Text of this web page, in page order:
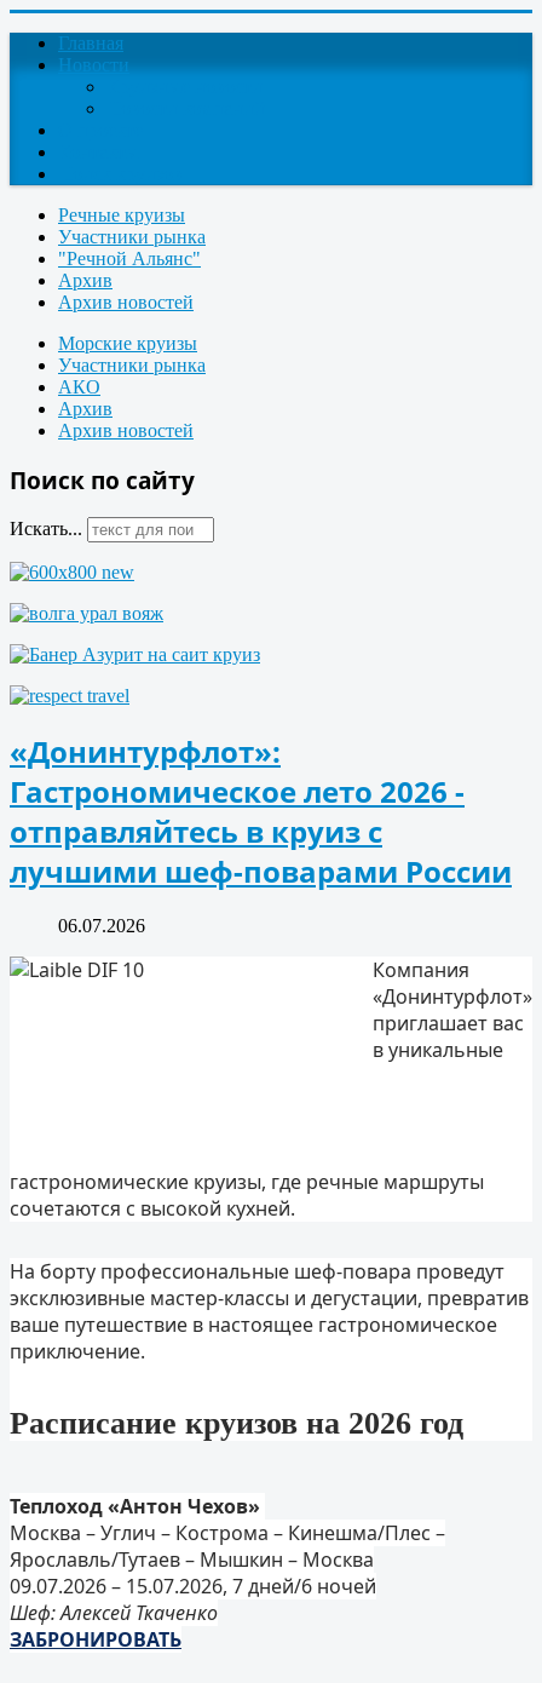
Главная
Новости
Речные круизы
Участники рынка
"Речной Альянс"
Архив
Архив новостей
Морские круизы
Участники рынка
АКО
Архив
Архив новостей
Поиск по сайту
Искать...
«Донинтурфлот»:
Гастрономическое лето 2026 -
отправляйтесь в круиз с
лучшими шеф-поварами России
06.07.2026
Компания
«Донинтурфлот»
приглашает вас
в уникальные
гастрономические круизы, где речные маршруты
сочетаются с высокой кухней.
На борту профессиональные шеф-повара проведут
эксклюзивные мастер-классы и дегустации, превратив
ваше путешествие в настоящее гастрономическое
приключение.
Расписание круизов на 2026 год
Теплоход «Антон Чехов»
Москва – Углич – Кострома – Кинешма/Плес –
Ярославль/Тутаев – Мышкин – Москва
09.07.2026 – 15.07.2026, 7 дней/6 ночей
Шеф: Алексей Ткаченко
ЗАБРОНИРОВАТЬ